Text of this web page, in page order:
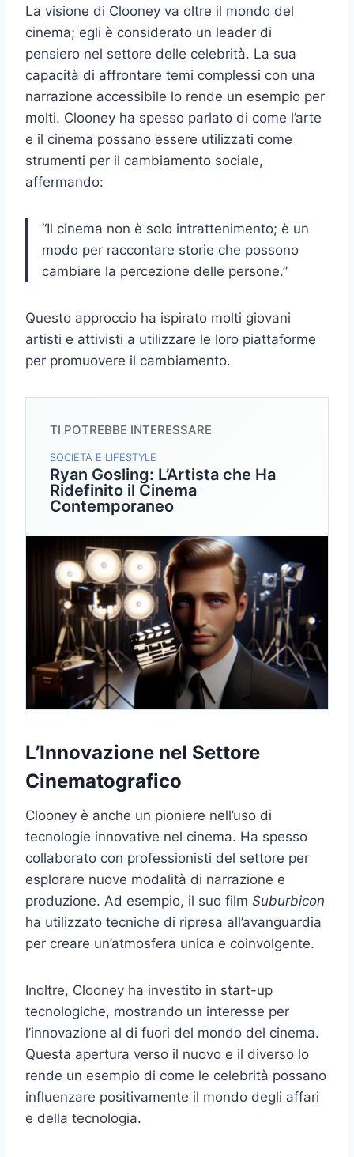
La visione di Clooney va oltre il mondo del
cinema; egli è considerato un leader di
pensiero nel settore delle celebrità. La sua
capacità di affrontare temi complessi con una
narrazione accessibile lo rende un esempio per
molti. Clooney ha spesso parlato di come l’arte
e il cinema possano essere utilizzati come
strumenti per il cambiamento sociale,
affermando:
“Il cinema non è solo intrattenimento; è un
modo per raccontare storie che possono
cambiare la percezione delle persone.”
Questo approccio ha ispirato molti giovani
artisti e attivisti a utilizzare le loro piattaforme
per promuovere il cambiamento.
TI POTREBBE INTERESSARE
SOCIETÀ E LIFESTYLE
Ryan Gosling: L’Artista che Ha
Ridefinito il Cinema
Contemporaneo
L’Innovazione nel Settore
Cinematografico
Clooney è anche un pioniere nell’uso di
tecnologie innovative nel cinema. Ha spesso
collaborato con professionisti del settore per
esplorare nuove modalità di narrazione e
produzione. Ad esempio, il suo film Suburbicon
ha utilizzato tecniche di ripresa all’avanguardia
per creare un’atmosfera unica e coinvolgente.
Inoltre, Clooney ha investito in start-up
tecnologiche, mostrando un interesse per
l’innovazione al di fuori del mondo del cinema.
Questa apertura verso il nuovo e il diverso lo
rende un esempio di come le celebrità possano
influenzare positivamente il mondo degli affari
e della tecnologia.